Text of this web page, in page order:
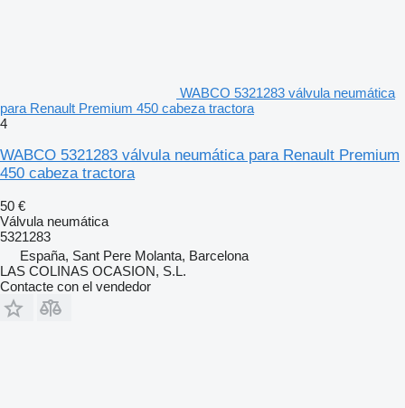
WABCO 5321283 válvula neumática
para Renault Premium 450 cabeza tractora
4
WABCO 5321283 válvula neumática para Renault Premium
450 cabeza tractora
50 €
Válvula neumática
5321283
España, Sant Pere Molanta, Barcelona
LAS COLINAS OCASION, S.L.
Contacte con el vendedor